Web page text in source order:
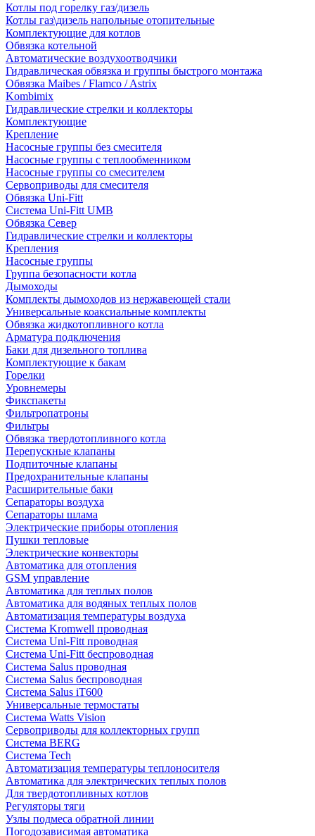
Котлы под горелку газ/дизель
Котлы газ\дизель напольные отопительные
Комплектующие для котлов
Обвязка котельной
Автоматические воздухоотводчики
Гидравлическая обвязка и группы быстрого монтажа
Обвязка Maibes / Flamco / Astrix
Kombimix
Гидравлические стрелки и коллекторы
Комплектующие
Крепление
Насосные группы без смесителя
Насосные группы с теплообменником
Насосные группы со смесителем
Сервоприводы для смесителя
Обвязка Uni-Fitt
Система Uni-Fitt UMB
Обвязка Север
Гидравлические стрелки и коллекторы
Крепления
Насосные группы
Группа безопасности котла
Дымоходы
Комплекты дымоходов из нержавеющей стали
Универсальные коаксиальные комплекты
Обвязка жидкотопливного котла
Арматура подключения
Баки для дизельного топлива
Комплектующие к бакам
Горелки
Уровнемеры
Фикспакеты
Фильтропатроны
Фильтры
Обвязка твердотопливного котла
Перепускные клапаны
Подпиточные клапаны
Предохранительные клапаны
Расширительные баки
Сепараторы воздуха
Сепараторы шлама
Электрические приборы отопления
Пушки тепловые
Электрические конвекторы
Автоматика для отопления
GSM управление
Автоматика для теплых полов
Автоматика для водяных теплых полов
Автоматизация температуры воздуха
Система Kromwell проводная
Система Uni-Fitt проводная
Система Uni-Fitt беспроводная
Система Salus проводная
Система Salus беспроводная
Система Salus iT600
Универсальные термостаты
Система Watts Vision
Сервоприводы для коллекторных групп
Система BERG
Система Tech
Автоматизация температуры теплоносителя
Автоматика для электрических теплых полов
Для твердотопливных котлов
Регуляторы тяги
Узлы подмеса обратной линии
Погодозависимая автоматика